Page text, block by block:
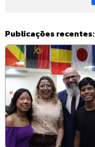
Publicações recentes: